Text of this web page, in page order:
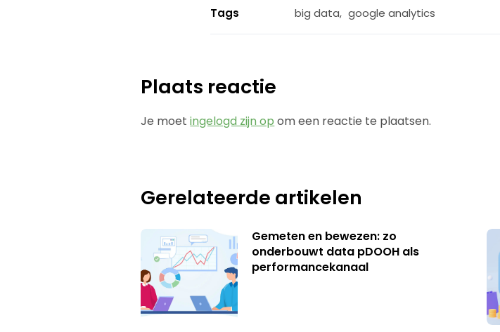
Tags big data, google analytics
Plaats reactie
Je moetingelogd zijn op om een reactie te plaatsen.
Gerelateerde artikelen
Gemeten en bewezen: zo
onderbouwt data pDOOH als
performancekanaal